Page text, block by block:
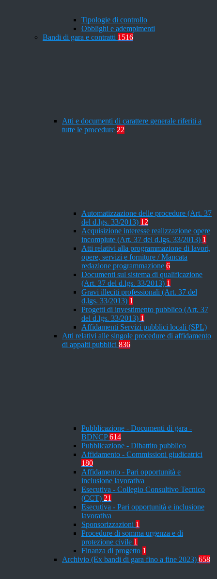
Tipologie di controllo
Obblighi e adempimenti
Bandi di gara e contratti 1516
Atti e documenti di carattere generale riferiti a
tutte le procedure 22
Automatizzazione delle procedure (Art. 37
del d.lgs. 33/2013) 12
Acquisizione interesse realizzazione opere
incompiute (Art. 37 del d.lgs. 33/2013) 1
Atti relativi alla programmazione di lavori,
opere, servizi e forniture / Mancata
redazione programmazione 6
Documenti sul sistema di qualificazione
(Art. 37 del d.lgs. 33/2013) 1
Gravi illeciti professionali (Art. 37 del
d.lgs. 33/2013) 1
Progetti di investimento pubblico (Art. 37
del d.lgs. 33/2013) 1
Affidamenti Servizi pubblici locali (SPL)
Atti relativi alle singole procedure di affidamento
di appalti pubblici 836
Pubblicazione - Documenti di gara -
BDNCP614
Pubblicazione - Dibattito pubblico
Affidamento - Commissioni giudicatrici
180
Affidamento - Pari opportunità e
inclusione lavorativa
Esecutiva - Collegio Consultivo Tecnico
(CCT) 21
Esecutiva - Pari opportunità e inclusione
lavorativa
Sponsorizzazioni 1
Procedure di somma urgenza e di
protezione civile 1
Finanza di progetto 1
Archivio (Ex bandi di gara fino a fine 2023) 658